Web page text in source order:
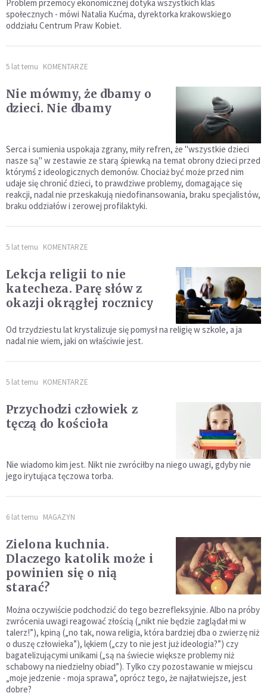
Problem przemocy ekonomicznej dotyka wszystkich klas
społecznych - mówi Natalia Kućma, dyrektorka krakowskiego
oddziału Centrum Praw Kobiet.
5 lat temu KOMENTARZE
Nie mówmy, że dbamy o
dzieci. Nie dbamy
Serca i sumienia uspokaja zgrany, miły refren, że "wszystkie dzieci
nasze są" w zestawie ze starą śpiewką na temat obrony dzieci przed
którymś z ideologicznych demonów. Chociaż być może przed nim
udaje się chronić dzieci, to prawdziwe problemy, domagające się
reakcji, nadal nie przeskakują niedofinansowania, braku specjalistów,
braku oddziałów i zerowej profilaktyki.
5 lat temu KOMENTARZE
Lekcja religii to nie
katecheza. Parę słów z
okazji okrągłej rocznicy
Od trzydziestu lat krystalizuje się pomysł na religię w szkole, a ja
nadal nie wiem, jaki on właściwie jest.
5 lat temu KOMENTARZE
Przychodzi człowiek z
tęczą do kościoła
Nie wiadomo kim jest. Nikt nie zwróciłby na niego uwagi, gdyby nie
jego irytująca tęczowa torba.
6 lat temu MAGAZYN
Zielona kuchnia.
Dlaczego katolik może i
powinien się o nią
starać?
Można oczywiście podchodzić do tego bezrefleksyjnie. Albo na próby
zwrócenia uwagi reagować złością („nikt nie będzie zaglądał mi w
talerz!”), kpiną („no tak, nowa religia, która bardziej dba o zwierzę niż
o duszę człowieka”), lękiem („czy to nie jest już ideologia?”) czy
bagatelizującymi unikami („są na świecie większe problemy niż
schabowy na niedzielny obiad”). Tylko czy pozostawanie w miejscu
„moje jedzenie - moja sprawa”, oprócz tego, że najłatwiejsze, jest
dobre?